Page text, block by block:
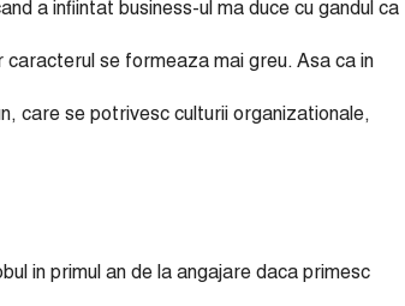
a infiintat business-ul ma duce cu gandul ca
se formeaza mai greu. Asa ca in
care se potrivesc culturii organizationale,
in primul an de la angajare daca primesc